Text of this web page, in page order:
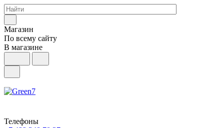
Магазин
По всему сайту
В магазине
Телефоны